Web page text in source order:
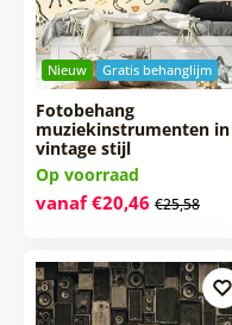
Nieuw Gratis behanglijm
Fotobehang
muziekinstrumenten in
vintage stijl
Op voorraad
vanaf €20,46 €25,58